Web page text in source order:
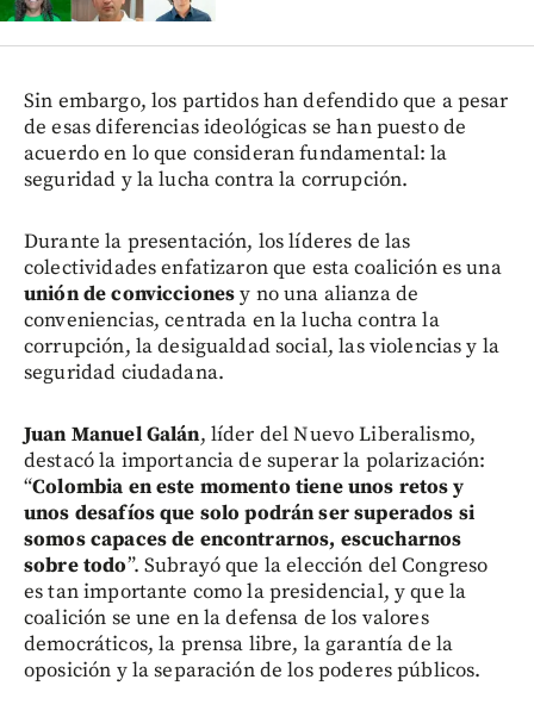
Sin embargo, los partidos han defendido que a pesar
de esas diferencias ideológicas se han puesto de
acuerdo en lo que consideran fundamental: la
seguridad y la lucha contra la corrupción.
Durante la presentación, los líderes de las
colectividades enfatizaron que esta coalición es una
unión de conviccionesy no una alianza de
conveniencias, centrada en la lucha contra la
corrupción, la desigualdad social, las violencias y la
seguridad ciudadana.
Juan Manuel Galán, líder del Nuevo Liberalismo,
destacó la importancia de superar la polarización:
“Colombia en este momento tiene unos retos y
unos desafíos que solo podrán ser superados si
somos capaces de encontrarnos, escucharnos
sobre todo”. Subrayó que la elección del Congreso
es tan importante como la presidencial, y que la
coalición se une en la defensa de los valores
democráticos, la prensa libre, la garantía de la
oposición y la separación de los poderes públicos.